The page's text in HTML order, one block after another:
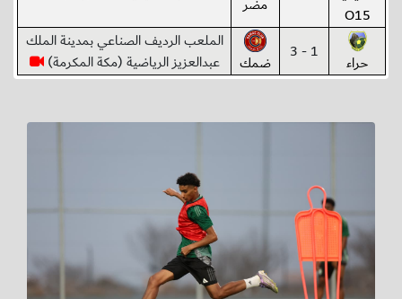
O15
مضر
حراء 1 - 3 ضمك
الملعب الرديف الصناعي بمدينة الملك
عبدالعزيز الرياضية (مكة المكرمة)